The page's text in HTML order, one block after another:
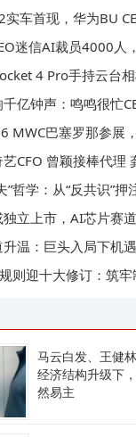
华为BU CEO靳玉志试驾赞其驾控豪华
裁员4000人，现实打脸后无奈返聘
手持云台相机曝光 延续经典设计
声：鸣鸣很忙CEO用务实书写
塞罗那参展，共探通信行业智能
曾颖接棒代理 龚宇致谢并寄
：从“反共识”押注到穿越周
，AI芯片赛道再掀风云，大厂
：巨头入局下机遇与挑战
大修订：筑牢制度根基 赋能中长
马云白发、王健
经济结构升级下
然易主